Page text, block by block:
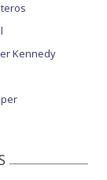
Kennedy